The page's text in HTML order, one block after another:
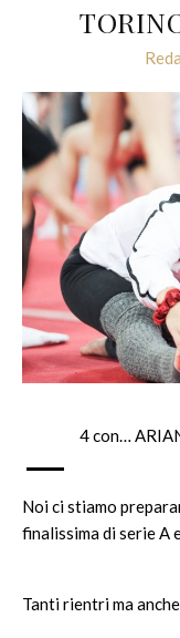
– 4 con…
Noi ci stiamo
finalissima di serie A
Tanti rientri ma